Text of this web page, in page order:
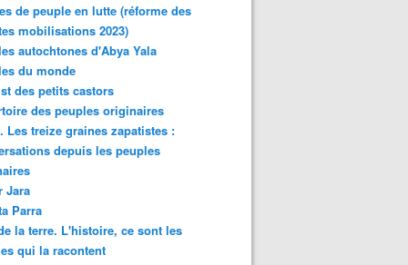
de peuple en lutte (réforme des
mobilisations 2023)
autochtones d'Abya Yala
du monde
des petits castors
des peuples originaires
Les treize graines zapatistes :
depuis les peuples
Jara
Parra
la terre. L'histoire, ce sont les
qui la racontent